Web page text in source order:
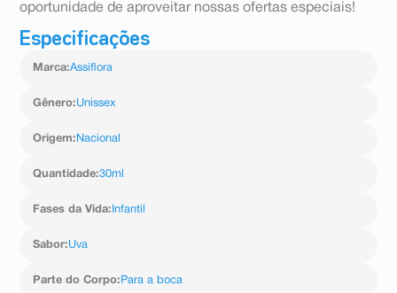
oportunidade de aproveitar nossas ofertas especiais!
Especificações
Marca:Assiflora
Gênero:Unissex
Origem: Nacional
Quantidade:30ml
Fases da Vida: Infantil
Sabor:Uva
Parte do Corpo: Para a boca